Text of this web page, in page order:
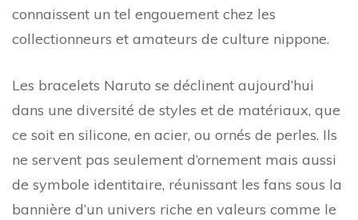
connaissent un tel engouement chez les
collectionneurs et amateurs de culture nippone.
Les bracelets Naruto se déclinent aujourd’hui
dans une diversité de styles et de matériaux, que
ce soit en silicone, en acier, ou ornés de perles. Ils
ne servent pas seulement d’ornement mais aussi
de symbole identitaire, réunissant les fans sous la
bannière d’un univers riche en valeurs comme le